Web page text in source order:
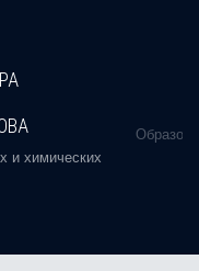
и химических